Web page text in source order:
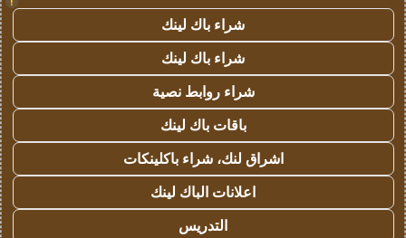
شراء باك لينك
شراء باك لينك
شراء روابط نصية
باقات باك لينك
اشراق لنك، شراء باكلينكات
اعلانات الباك لينك
التدريس